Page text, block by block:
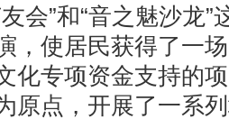
会”和“音之魅沙龙
，使居民获得了一
化专项资金支持的
原点，开展了一系